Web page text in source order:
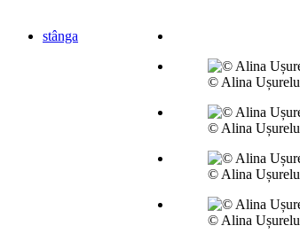
stânga
© Alina Ușurelu
© Alina Ușurelu
© Alina Ușurelu
© Alina Ușurelu